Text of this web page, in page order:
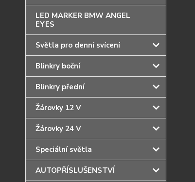
LED MARKER BMW ANGEL
EYES
Světla pro denní svícení
Blinkry boční
Blinkry přední
Žárovky 12 V
Žárovky 24 V
Speciální světla
AUTOPŘÍSLUŠENSTVÍ